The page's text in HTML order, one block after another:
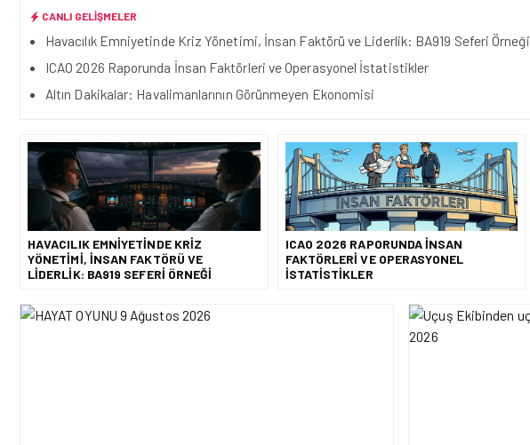
CANLI GELIŞMELER
Havacılık Emniyetinde Kriz Yönetimi, İnsan Faktörü ve Liderlik: BA919 Seferi Örneği
ICAO 2026 Raporunda İnsan Faktörleri ve Operasyonel İstatistikler
Altın Dakikalar: Havalimanlarının Görünmeyen Ekonomisi
HAVACILIK EMNIYETINDE KRIZ
YÖNETIMI, İNSAN FAKTÖRÜ VE
LIDERLIK: BA919 SEFERI ÖRNEĞI
ICAO 2026 RAPORUNDA İNSAN
FAKTÖRLERI VE OPERASYONEL
İSTATISTIKLER